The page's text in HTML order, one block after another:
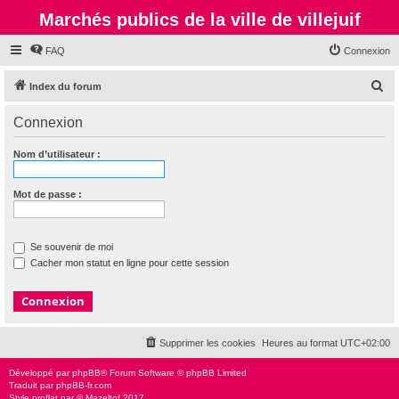
Marchés publics de la ville de villejuif
FAQ Connexion
Index du forum
Connexion
Nom d’utilisateur :
Mot de passe :
Se souvenir de moi
Cacher mon statut en ligne pour cette session
Heures au format UTC+02:00
Supprimer les cookies
Développé parphpBB® Forum Software © phpBB Limited
Traduit parphpBB-fr.com